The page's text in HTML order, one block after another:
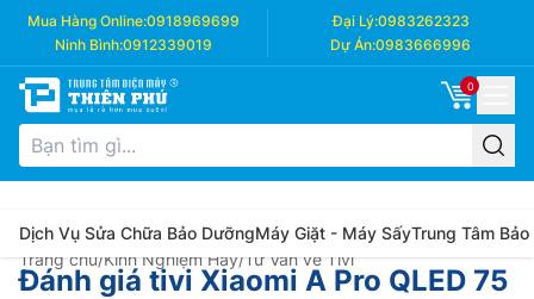
Mua Hàng Online:0918969699 Đại Lý:0983262323
Ninh Bình:0912339019 Dự Án:0983666996
0
Dịch Vụ Sửa Chữa Bảo DưỡngMáy Giặt - Máy SấyTrung Tâm Bảo
Trang chủ/Kinh Nghiệm Hay/Tư Vấn về Tivi
Đánh giá tivi Xiaomi A Pro QLED 75